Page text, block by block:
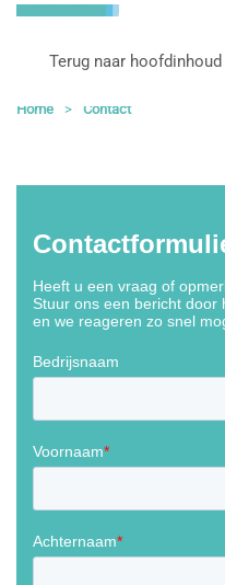
Terug naar hoofdinhoud
Home Contact